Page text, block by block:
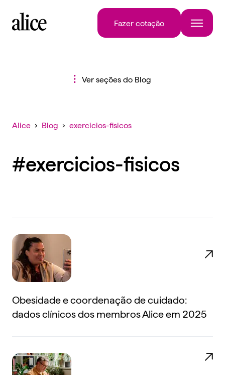
Fazer cotação
Ver seções do Blog
Alice › Blog › exercicios-fisicos
#exercicios-fisicos
Obesidade e coordenação de cuidado:
dados clínicos dos membros Alice em 2025